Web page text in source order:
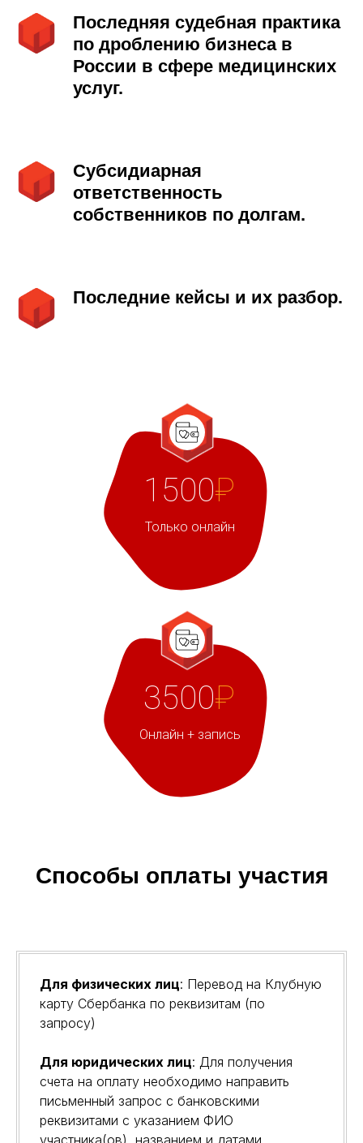
Последняя судебная практика
по дроблению бизнеса в
России в сфере медицинских
услуг.
Субсидиарная
ответственность
собственников по долгам.
Последние кейсы и их разбор.
1500₽
3500₽
Только онлайн
Онлайн + запись
Способы оплаты участия
Для физических лиц: Перевод на Клубную
карту Сбербанка по реквизитам (по
запросу)
Для юридических лиц: Для получения
счета на оплату необходимо направить
письменный запрос с банковскими
реквизитами с указанием ФИО
участника(ов), названием и датами
Корпоративное обучение
Конференции
Партнёрские мероприятия
© 2023 KEMSTOM.COM
Разработка сайта
Стать лектором школы